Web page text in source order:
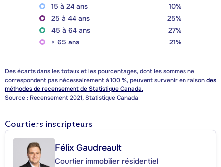
15 à 24 ans
10%
25 à 44 ans
25%
45 à 64 ans
27%
> 65 ans
21%
Des écarts dans les totaux et les pourcentages, dont les sommes ne
correspondent pas nécessairement à 100 %, peuvent survenir en raisondes
méthodes de recensement de Statistique Canada.
Source : Recensement 2021, Statistique Canada
Courtiers inscripteurs
Félix Gaudreault
Courtier immobilier résidentiel